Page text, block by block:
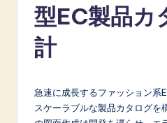
p
型EC製品カ
計
急速に成長するファッション系
スケーラブルな製品カタログを